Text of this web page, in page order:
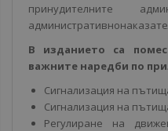
принудителните
В изданието са
важните наредби по
Сигнализация на
Сигнализация на
Регулиране на